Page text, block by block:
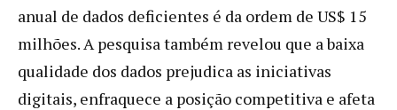
anual de dados deficientes é da ordem de US$ 15
milhões. A pesquisa também revelou que a baixa
qualidade dos dados prejudica as iniciativas
digitais, enfraquece a posição competitiva e afeta